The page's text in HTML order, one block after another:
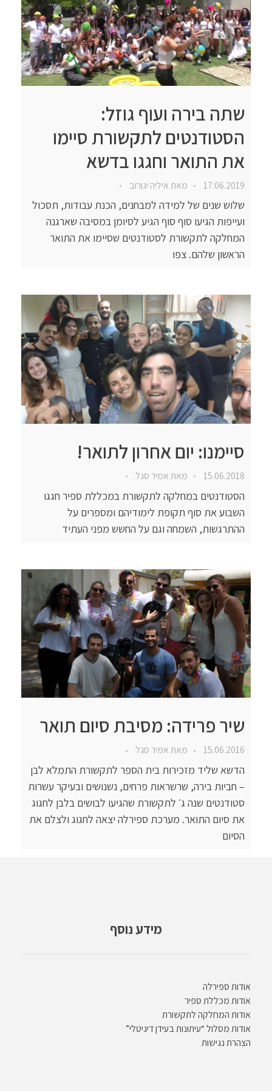
שתה בירה ועוף גוזל:
הסטודנטים לתקשורת סיימו
את התואר וחגגו בדשא
17.06.2019 מאתאיליה יגורוב
שלוש שנים של למידה למבחנים, הכנת עבודות, תסכול
ועייפות הגיעו סוף סוף הגיע לסיומן במסיבה שארגנה
המחלקה לתקשורת לסטודנטים שסיימו את התואר
הראשון שלהם. צפו
סיימנו: יום אחרון לתואר!
15.06.2018 מאתאמיר סגל
הסטודנטים במחלקה לתקשורת במכללת ספיר חגגו
השבוע את סוף תקופת לימודיהם ומספרים על
ההתרגשות, השמחה וגם על החשש מפני העתיד
שיר פרידה: מסיבת סיום תואר
15.06.2016 מאתאמיר סגל
הדשא שליד מזכירות בית הספר לתקשורת התמלא לבן
– חביות בירה, שרשראות פרחים, נשנושים ובעיקר עשרות
סטודנטים שנה ג׳ לתקשורת שהגיעו לבושים בלבן לחגוג
את סיום התואר. מערכת ספירלה יצאה לחגוג ולצלם את
הסיום
מידע נוסף
אודות ספירלה
אודות מכללת ספיר
אודות המחלקה לתקשורת
אודות מסלול “עיתונות בעידן דיגיטלי”
הצהרת נגישות